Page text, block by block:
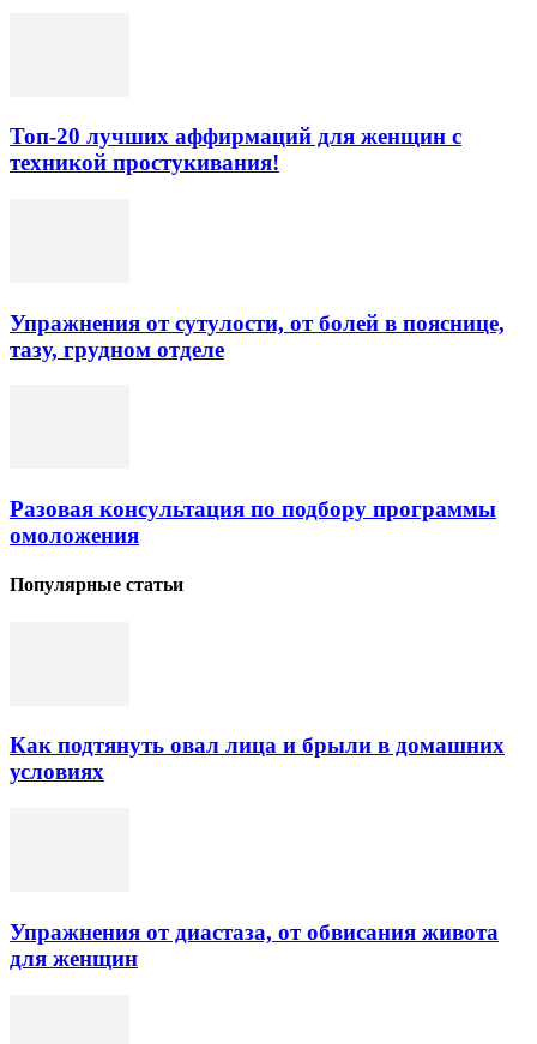
Топ-20 лучших аффирмаций для женщин с
техникой простукивания!
Упражнения от сутулости, от болей в пояснице,
тазу, грудном отделе
Разовая консультация по подбору программы
омоложения
Популярные статьи
Как подтянуть овал лица и брыли в домашних
условиях
Упражнения от диастаза, от обвисания живота
для женщин